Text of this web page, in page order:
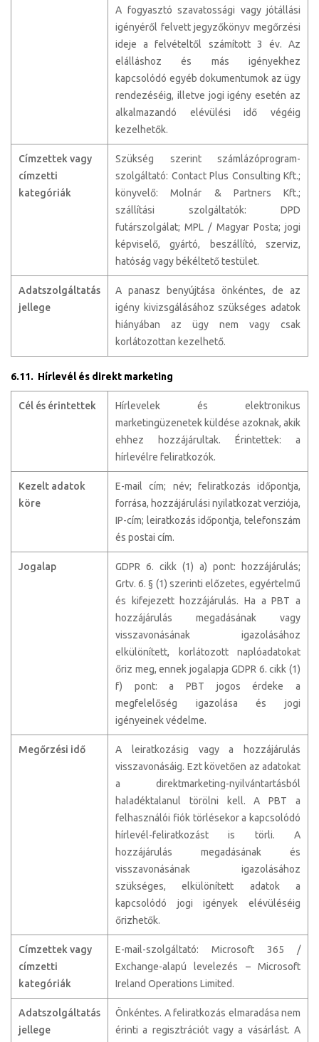
A fogyasztó szavatossági vagy jótállási
igényéről felvett jegyzőkönyv megőrzési
ideje a felvételtől számított 3 év. Az
elálláshoz és más igényekhez
kapcsolódó egyéb dokumentumok az ügy
rendezéséig, illetve jogi igény esetén az
alkalmazandó elévülési idő végéig
kezelhetők.
Címzettek vagy
címzetti
kategóriák
Szükség szerint számlázóprogram-
szolgáltató: Contact Plus Consulting Kft.;
könyvelő: Molnár & Partners Kft.;
szállítási szolgáltatók: DPD
futárszolgálat; MPL / Magyar Posta; jogi
képviselő, gyártó, beszállító, szerviz,
hatóság vagy békéltető testület.
Adatszolgáltatás
jellege
A panasz benyújtása önkéntes, de az
igény kivizsgálásához szükséges adatok
hiányában az ügy nem vagy csak
korlátozottan kezelhető.
6.11. Hírlevél és direkt marketing
Cél és érintettek
Hírlevelek és elektronikus
marketingüzenetek küldése azoknak, akik
ehhez hozzájárultak. Érintettek: a
hírlevélre feliratkozók.
Kezelt adatok
köre
E-mail cím; név; feliratkozás időpontja,
forrása, hozzájárulási nyilatkozat verziója,
IP-cím; leiratkozás időpontja, telefonszám
és postai cím.
Jogalap
GDPR 6. cikk (1) a) pont: hozzájárulás;
Grtv. 6. § (1) szerinti előzetes, egyértelmű
és kifejezett hozzájárulás. Ha a PBT a
hozzájárulás megadásának vagy
visszavonásának igazolásához
elkülönített, korlátozott naplóadatokat
őriz meg, ennek jogalapja GDPR 6. cikk (1)
f) pont: a PBT jogos érdeke a
megfelelőség igazolása és jogi
igényeinek védelme.
Megőrzési idő
A leiratkozásig vagy a hozzájárulás
visszavonásáig. Ezt követően az adatokat
a direktmarketing-nyilvántartásból
haladéktalanul törölni kell. A PBT a
felhasználói fiók törlésekor a kapcsolódó
hírlevél-feliratkozást is törli. A
hozzájárulás megadásának és
visszavonásának igazolásához
szükséges, elkülönített adatok a
kapcsolódó jogi igények elévüléséig
őrizhetők.
Címzettek vagy
címzetti
kategóriák
E-mail-szolgáltató: Microsoft 365 /
Exchange-alapú levelezés – Microsoft
Ireland Operations Limited.
Adatszolgáltatás
jellege
Önkéntes. A feliratkozás elmaradása nem
érinti a regisztrációt vagy a vásárlást. A